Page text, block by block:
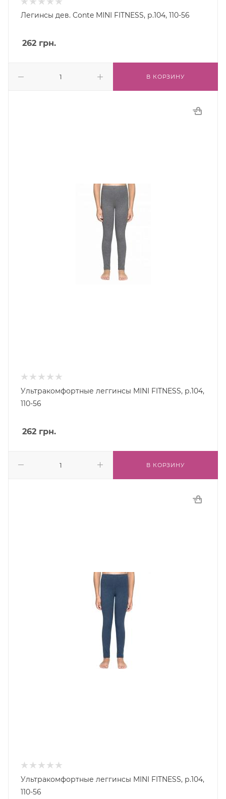
Легинсы дев. Conte MINI FITNESS, р.104, 110-56
262 грн.
В КОРЗИНУ
Ультракомфортные леггинсы MINI FITNESS, р.104,
110-56
262 грн.
В КОРЗИНУ
Ультракомфортные леггинсы MINI FITNESS, р.104,
110-56